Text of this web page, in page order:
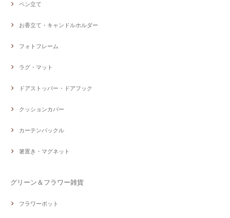
ペン立て
お香立て・キャンドルホルダー
フォトフレーム
ラグ・マット
ドアストッパー・ドアフック
クッションカバー
カーテンバックル
箸置き・マグネット
グリーン＆フラワー雑貨
フラワーポット